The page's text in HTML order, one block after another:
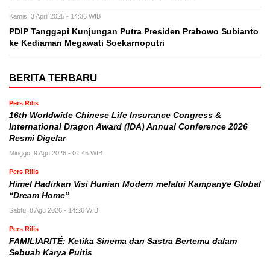
Kamis, 3 April 2025 - 14:36 WIB
PDIP Tanggapi Kunjungan Putra Presiden Prabowo Subianto
ke Kediaman Megawati Soekarnoputri
BERITA TERBARU
Pers Rilis
16th Worldwide Chinese Life Insurance Congress &
International Dragon Award (IDA) Annual Conference 2026
Resmi Digelar
Minggu, 9 Agu 2026 - 01:45 WIB
Pers Rilis
Himel Hadirkan Visi Hunian Modern melalui Kampanye Global
“Dream Home”
Sabtu, 8 Agu 2026 - 14:26 WIB
Pers Rilis
FAMILIARITÉ: Ketika Sinema dan Sastra Bertemu dalam
Sebuah Karya Puitis